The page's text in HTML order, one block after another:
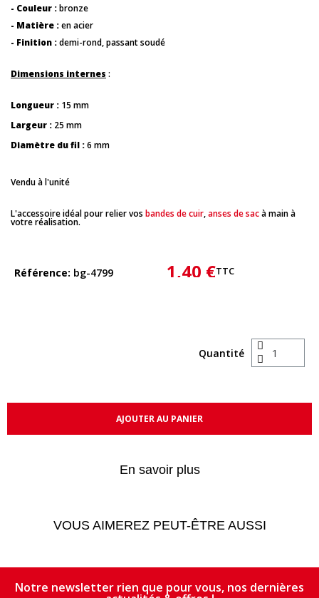
- Couleur :bronze
- Matière :en acier
- Finition :demi-rond, passant soudé
Dimensions internes :
Longueur : 15 mm
Largeur : 25 mm
Diamètre du fil :6 mm
Vendu à l'unité
L'accessoire idéal pour relier vos bandes de cuir,anses de sacà main à
votre réalisation.
Référence bg-4799 1,40 €TTC
Quantité
AJOUTER AU PANIER
En savoir plus
VOUS AIMEREZ PEUT-ÊTRE AUSSI
Notre newsletter rien que pour vous, nos dernières